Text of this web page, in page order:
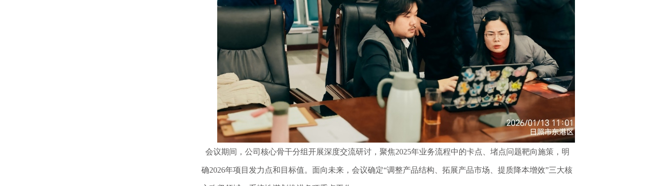
会议期间，公司核心骨干分组开展深度交流研讨，聚焦2025年业务流程中的卡点、堵点问题靶向施策，明
确2026年项目发力 点和 目标值。面向未来，会议确定“调整产品结构、拓展产品市场、提质降本增效”三大核